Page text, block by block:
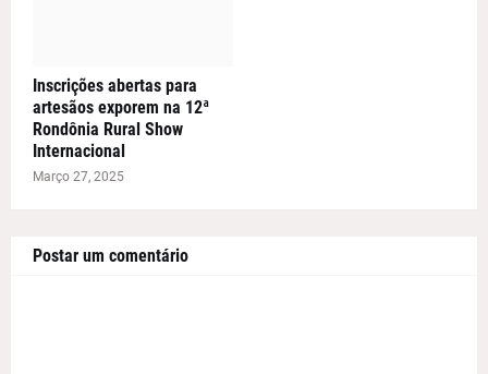
Inscrições abertas para
artesãos exporem na 12ª
Rondônia Rural Show
Internacional
Março 27, 2025
Postar um comentário